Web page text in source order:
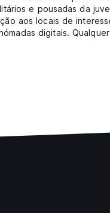
e pousadas da
aos locais de
digitais.